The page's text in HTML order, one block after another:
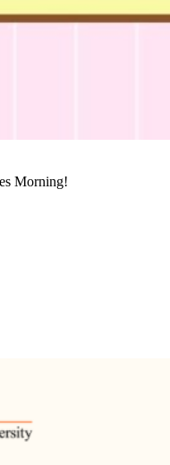
Morning!